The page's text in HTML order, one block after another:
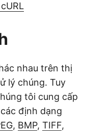
nhau trên thị
lý chúng. Tuy
tôi cung cấp
định dạng
, BMP, TIFF,